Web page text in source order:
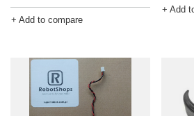
+ Add to compare
+ Add